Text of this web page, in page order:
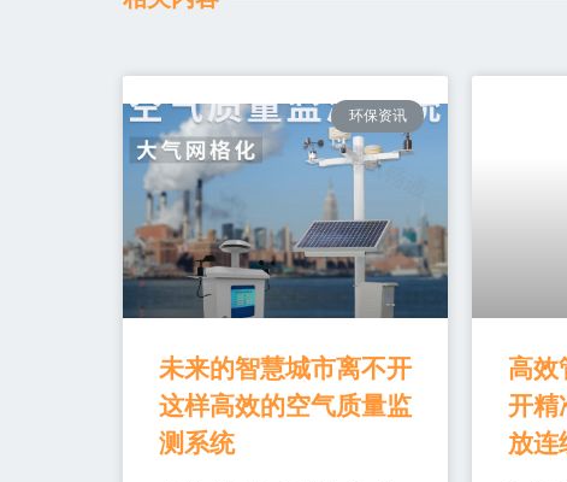
环保资讯
未来的智慧城市离不开
这样高效的空气质量监
测系统
高效
开精
放连